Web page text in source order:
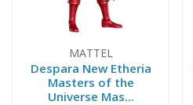
MATTEL
Despara New Etheria
Masters of the
Universe Mas...